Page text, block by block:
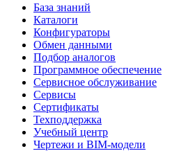
База знаний
Каталоги
Конфигураторы
Обмен данными
Подбор аналогов
Программное обеспечение
Сервисное обслуживание
Сервисы
Сертификаты
Техподдержка
Учебный центр
Чертежи и BIM-модели